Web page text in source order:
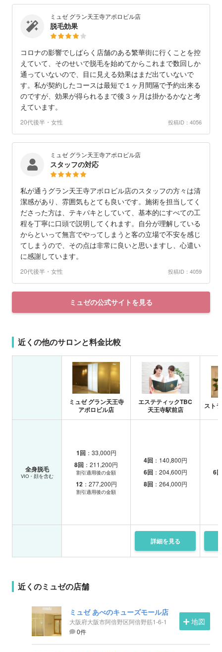
ミュゼ グラン天王寺アポロビル店
脱毛効果
コロナの影響でしばらく店舗のある繁華街に行くことを控
えていて、そのせいで脱毛を始めてからこれまで数回しか
通っていないので、目に見える効果はまだ出ていないで
す。私が契約したコースは最短で１ヶ月間隔で予約出来る
のですが、効果が得られるまで後３ヶ月は掛かるかなと考
えています。
20代後半・女性 投稿ID：4056
ミュゼ グラン天王寺アポロビル店
スタッフの対応
私が通うグラン天王寺アポロビル店のスタッフの方々は清
潔感があり、雰囲気もとても良いです。施術を担当してく
ださった方は、テキパキとしていて、基本的にすべての工
程を丁寧に口頭で説明してくれます。自分が理解している
からといって無言でやってしまうと客の立場で不安を感じ
てしまうので、その点は非常に良いと思いますし、心遣い
に感謝しています。
20代後半・女性 投稿ID：4059
ミュゼの公式サイトを見る
近くの他のサロンと料金比較
ミュゼ グラン天王寺
アポロビル店
エステティックTBC
天王寺駅前店
スト
全身脱毛
VIO・顔を含む
1回：33,000円
8回 ：211,200円
割引適用後の金額
12：277,200円
割引適用後の金額
4回：140,800円
6回：204,600円
8回：264,000円
6回
詳細を見る
近くのミュゼの店舗
ミュゼ あべのキューズモール店
大阪府大阪市阿倍野区阿倍野筋1-6-1
0件
地図